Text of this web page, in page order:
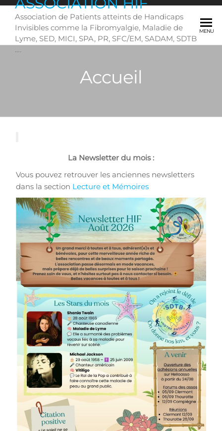
Skip
content
Association de Patients atteints de Handicaps
Invisibles comme la Fibromyalgie, Maladie de
Lyme, SED, MICI, SPA, PR, SFC/EM, SADAM, SDTB
….
MENU
Accueil
La Newsletter du mois :
Vous pouvez retrouver les anciennes newsletters
dans la section Lecture et Mémoires